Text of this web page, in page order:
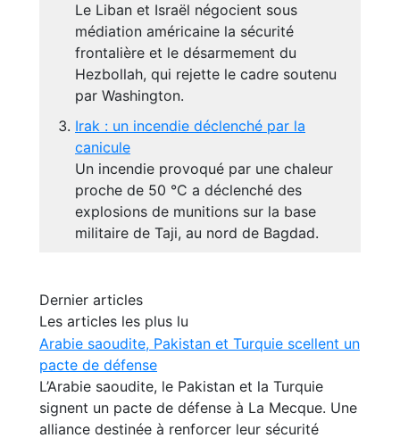
Le Liban et Israël négocient sous
médiation américaine la sécurité
frontalière et le désarmement du
Hezbollah, qui rejette le cadre soutenu
par Washington.
Irak : un incendie déclenché par la
canicule
Un incendie provoqué par une chaleur
proche de 50 °C a déclenché des
explosions de munitions sur la base
militaire de Taji, au nord de Bagdad.
Dernier articles
Les articles les plus lu
Arabie saoudite, Pakistan et Turquie scellent un
pacte de défense
L’Arabie saoudite, le Pakistan et la Turquie
signent un pacte de défense à La Mecque. Une
alliance destinée à renforcer leur sécurité